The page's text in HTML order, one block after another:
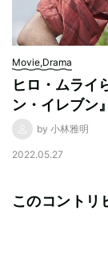
Movie,Drama
ヒロ・ムライ
ン・イレブン
by 小林雅明
2022.05.27
このコントリ